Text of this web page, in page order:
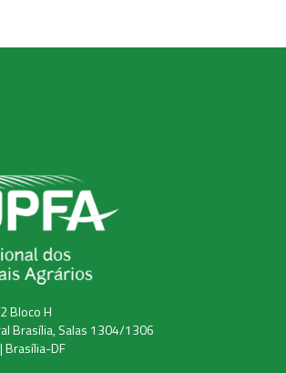
Bloco H
Brasília, Salas 1304/1306
DF